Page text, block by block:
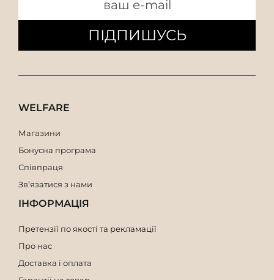
ПІДПИШУСЬ
WELFARE
Магазини
Бонусна програма
Співпраця
Зв’язатися з нами
ІНФОРМАЦІЯ
Претензії по якості та рекламації
Про нас
Доставка і оплата